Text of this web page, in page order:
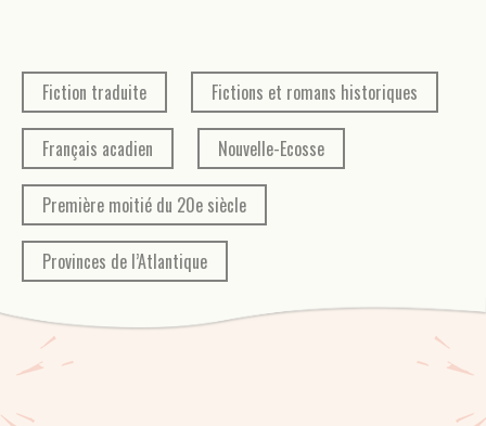
Fiction traduite Fictions et romans historiques
Français acadien Nouvelle-Ecosse
Première moitié du 20e siècle
Provinces de l’Atlantique